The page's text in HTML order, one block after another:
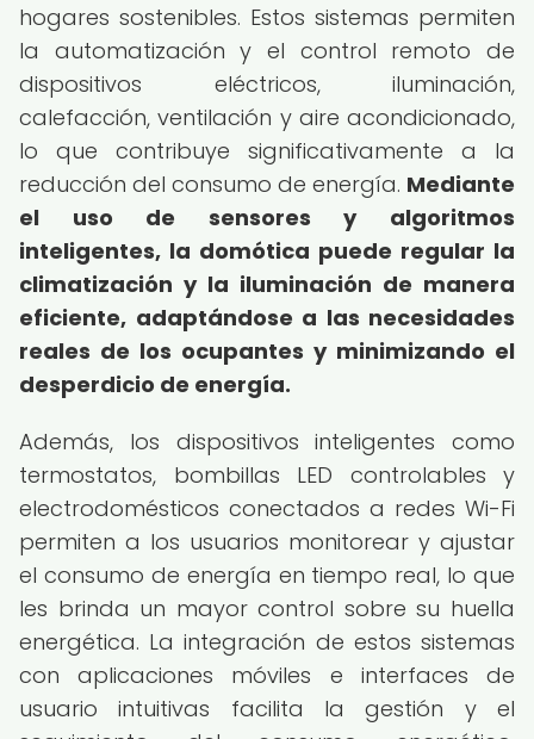
hogares sostenibles. Estos sistemas permiten
la automatización y el control remoto de
dispositivos eléctricos, iluminación,
calefacción, ventilación y aire acondicionado,
lo que contribuye significativamente a la
reducción del consumo de energía. Mediante
el uso de sensores y algoritmos
inteligentes, la domótica puede regular la
climatización y la iluminación de manera
eficiente, adaptándose a las necesidades
reales de los ocupantes y minimizando el
desperdicio de energía.
Además, los dispositivos inteligentes como
termostatos, bombillas LED controlables y
electrodomésticos conectados a redes Wi-Fi
permiten a los usuarios monitorear y ajustar
el consumo de energía en tiempo real, lo que
les brinda un mayor control sobre su huella
energética. La integración de estos sistemas
con aplicaciones móviles e interfaces de
usuario intuitivas facilita la gestión y el